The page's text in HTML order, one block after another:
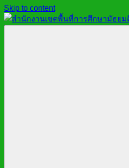
Skip to content